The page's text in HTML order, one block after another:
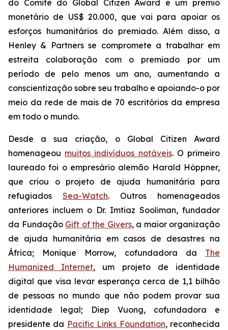
do Comitê do Global Citizen Award e um prêmio
monetário de US$ 20.000, que vai para apoiar os
esforços humanitários do premiado. Além disso, a
Henley & Partners se compromete a trabalhar em
estreita colaboração com o premiado por um
período de pelo menos um ano, aumentando a
conscientização sobre seu trabalho e apoiando-o por
meio da rede de mais de 70 escritórios da empresa
em todo o mundo.
Desde a sua criação, o Global Citizen Award
homenageou muitos indivíduos notáveis. O primeiro
laureado foi o empresário alemão Harald Höppner,
que criou o projeto de ajuda humanitária para
refugiados Sea-Watch. Outros homenageados
anteriores incluem o Dr. Imtiaz Sooliman, fundador
da Fundação Gift of the Givers, a maior organização
de ajuda humanitária em casos de desastres na
África; Monique Morrow, cofundadora da The
Humanized Internet, um projeto de identidade
digital que visa levar esperança cerca de 1,1 bilhão
de pessoas no mundo que não podem provar sua
identidade legal; Diep Vuong, cofundadora e
presidente da Pacific Links Foundation, reconhecida